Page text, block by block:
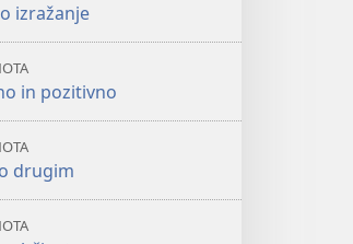
izražanje
in pozitivno
drugim